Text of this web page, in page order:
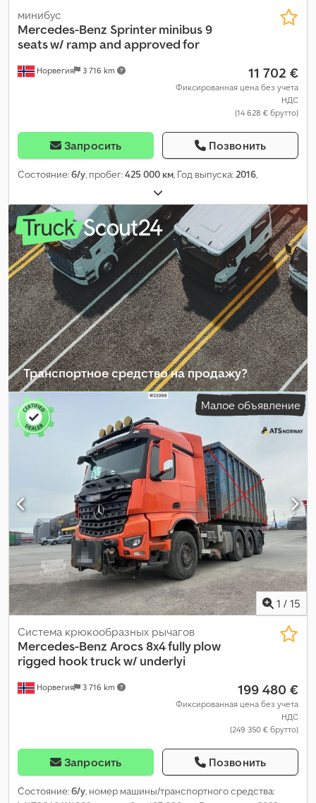
Норвегия 3 716 km
минибус
Mercedes-Benz Sprinter minibus 9
seats w/ ramp and approved for
11 702 €
Фиксированная цена без учета
НДС
(14 628 € брутто)
Запросить Позвонить
Состояние:б/у, пробег:425 000 км, Год выпуска:2016,
Транспортное средство на продажу?
Создать объявлениеМалое объявление
1 / 15
Норвегия 3 716 km
Система крюкообразных рычагов
Mercedes-Benz Arocs 8x4 fully plow
rigged hook truck w/ underlyi
199 480 €
Фиксированная цена без учета
НДС
(249 350 € брутто)
Запросить Позвонить
Состояние:б/у, номер машины/транспортного средства: